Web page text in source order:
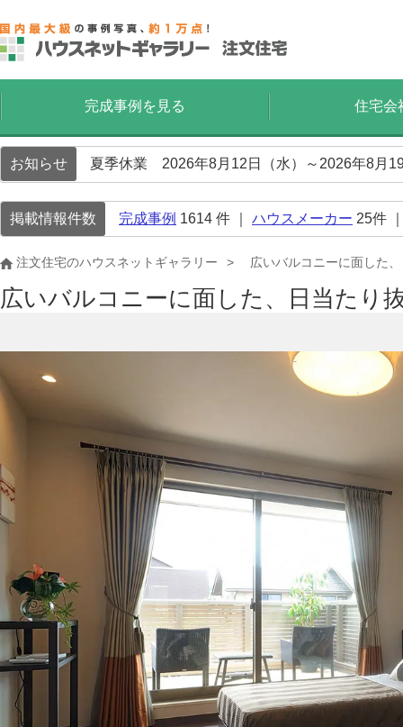
完成事例を見る 住宅会
お知らせ 夏季休業 2026年8月12日（水）～2026年8月
掲載情報件数 完成事例 1614 件 ｜ ハウスメーカー 25件
注文住宅のハウスネットギャラリー 広いバルコニーに面した
広いバルコニーに面した、日当たり